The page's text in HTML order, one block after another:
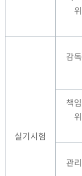
실기시험
감
책
관